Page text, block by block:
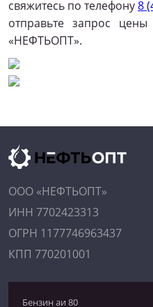
свяжитесь по телефону8
отправьте запрос
«НЕФТЬОПТ».
ООО «НЕФТЬОПТ»
ИНН 7702423313
ОГРН 1177746963437
КПП 770201001
Бензин аи 80